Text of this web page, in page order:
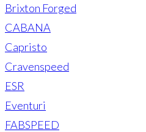
Brixton Forged
CABANA
Capristo
Cravenspeed
ESR
Eventuri
FABSPEED